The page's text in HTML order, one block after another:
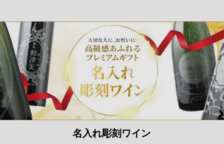
名入れ彫刻ワイン